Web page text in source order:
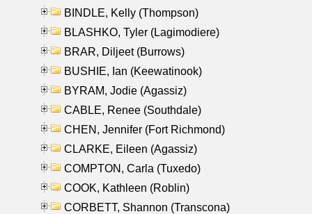
BINDLE, Kelly (Thompson)
BLASHKO, Tyler (Lagimodiere)
BRAR, Diljeet (Burrows)
BUSHIE, Ian (Keewatinook)
BYRAM, Jodie (Agassiz)
CABLE, Renee (Southdale)
CHEN, Jennifer (Fort Richmond)
CLARKE, Eileen (Agassiz)
COMPTON, Carla (Tuxedo)
COOK, Kathleen (Roblin)
CORBETT, Shannon (Transcona)